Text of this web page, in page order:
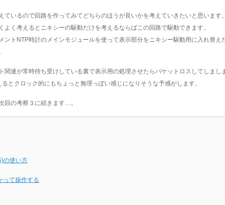
ているので回路を作ってみてどちらのほうが良いかを考えていきたいと思います
よく考えるとニキシーの駆動だけを考えるならばこの回路で駆動できます。
ントNTP時計のメインモジュールを使って表示部分をニキシー駆動用に入れ替え
関連が常時待ち受けしている裏で表示用の処理させたらパケットロスしてしまし
とクロック的にもちょっと無理っぽい感じになりそうな予感がします。
回の考察３に続きます…。
の使い方
って操作する